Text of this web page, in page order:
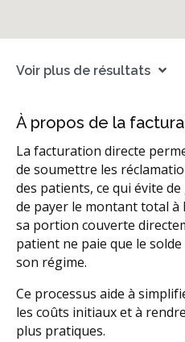
Voir plus de résultats
À propos de la
La facturation directe
de soumettre les
des patients, ce qui évite
de payer le montant total à
sa portion couverte
patient ne paie que le
son régime.
Ce processus aide à
les coûts initiaux et à
plus pratiques.